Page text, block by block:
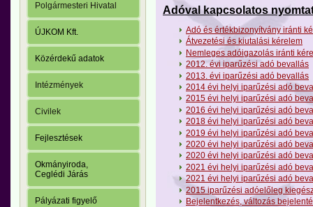
Polgármesteri Hivatal
ÚJKOM Kft.
Közérdekű adatok
Intézmények
Civilek
Fejlesztések
Okmányiroda,
Ceglédi Járás
Pályázati figyelő
Adóval kapcsolatos
Adó és értékbizonyítvány iránti
Átvezetési és kiutalási kérelem
Nemleges adóigazolás iránti
2012. évi iparűzési adó bevallás
2013. évi iparűzési adó bevallás
2014 évi helyi iparűzési adó
2015 évi helyi iparűzési adó
2016 évi helyi iparűzési adó
2018 évi helyi iparűzési adó
2019 évi helyi iparűzési adó
2020 évi helyi iparűzési adó
2020 évi helyi iparűzési adó
2021 évi helyi iparűzési adó
2021 évi helyi iparűzési adó
2015 iparűzési adóelőleg
Bejelentkezés, változás